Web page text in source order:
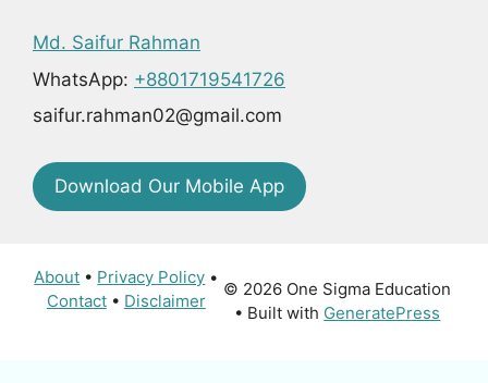
Md. Saifur Rahman
WhatsApp: +8801719541726
saifur.rahman02@gmail.com
Download Our Mobile App
About • Privacy Policy •
Contact• Disclaimer
© 2026 One Sigma Education
• Built with GeneratePress